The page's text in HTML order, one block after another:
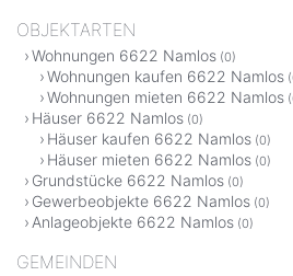
OBJEKTARTEN
Wohnungen 6622 Namlos (0)
Wohnungen kaufen 6622 Namlos
Wohnungen mieten 6622 Namlos
Häuser 6622 Namlos (0)
Häuser kaufen 6622 Namlos (0)
Häuser mieten 6622 Namlos (0)
Grundstücke 6622 Namlos (0)
Gewerbeobjekte 6622 Namlos (0)
Anlageobjekte 6622 Namlos (0)
GEMEINDEN